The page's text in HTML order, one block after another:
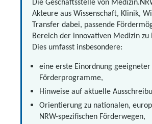
Akteure aus Wissenschaft, Klinik,
Transfer dabei, passende
Bereich der innovativen Medizin
Dies umfasst insbesondere:
eine erste Einordnung geeigneter
Förderprogramme,
Hinweise auf aktuelle
Orientierung zu nationalen,
NRW-spezifischen Förderwegen,